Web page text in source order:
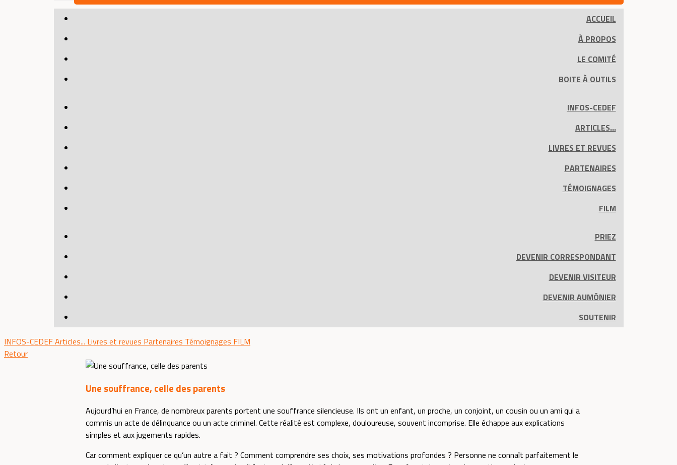
ACCUEIL
À PROPOS
LE COMITÉ
BOITE À OUTILS
INFOS-CEDEF
ARTICLES...
LIVRES ET REVUES
PARTENAIRES
TÉMOIGNAGES
FILM
PRIEZ
DEVENIR CORRESPONDANT
DEVENIR VISITEUR
DEVENIR AUMÔNIER
SOUTENIR
INFOS-CEDEFArticles... Livres et revues Partenaires Témoignages FILM
Retour
Une souffrance, celle des parents
Aujourd’hui en France, de nombreux parents portent une souffrance silencieuse. Ils ont un enfant, un proche, un conjoint, un cousin ou un ami qui a
commis un acte de délinquance ou un acte criminel. Cette réalité est complexe, douloureuse, souvent incomprise. Elle échappe aux explications
simples et aux jugements rapides.
Car comment expliquer ce qu’un autre a fait ? Comment comprendre ses choix, ses motivations profondes ? Personne ne connaît parfaitement le